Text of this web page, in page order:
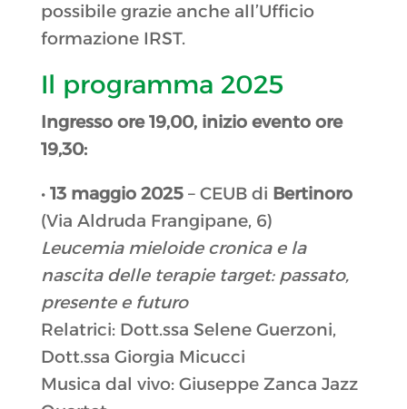
possibile grazie anche all’Ufficio
formazione IRST.
Il programma 2025
Ingresso ore 19,00, inizio evento ore
19,30:
• 13 maggio 2025– CEUB di Bertinoro
(Via Aldruda Frangipane, 6)
Leucemia mieloide cronica e la
nascita delle terapie target: passato,
presente e futuro
Relatrici: Dott.ssa Selene Guerzoni,
Dott.ssa Giorgia Micucci
Musica dal vivo: Giuseppe Zanca Jazz